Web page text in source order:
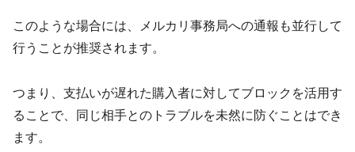
このような場合には、メルカリ事務局への通報も並行して
行うことが推奨されます。
つまり、支払いが遅れた購入者に対してブロックを活用す
ることで、同じ相手とのトラブルを未然に防ぐことはでき
ます。